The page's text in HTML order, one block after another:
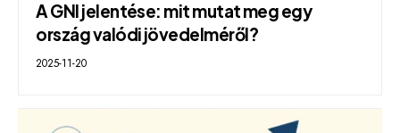
A GNI jelentése: mit mutat meg egy
ország valódi jövedelméről?
2025-11-20